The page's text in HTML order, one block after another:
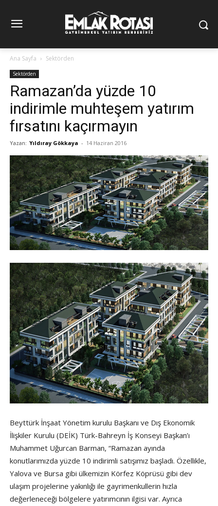
Ana Sayfa Sektörden
Sektörden
Ramazan’da yüzde 10
indirimle muhteşem yatırım
fırsatını kaçırmayın
Yazan: Yıldıray Gökkaya - 14 Haziran 2016
Beyttürk İnşaat Yönetim kurulu Başkanı ve Dış Ekonomik
İlişkiler Kurulu (DEİK) Türk-Bahreyn İş Konseyi Başkan’ı
Muhammet Uğurcan Barman, “Ramazan ayında
konutlarımızda yüzde 10 indirimli satışımız başladı. Özellikle,
Yalova ve Bursa gibi ülkemizin Körfez Köprüsü gibi dev
ulaşım projelerine yakınlığı ile gayrimenkullerin hızla
değerleneceği bölgelere yatırımcının ilgisi var. Ayrıca